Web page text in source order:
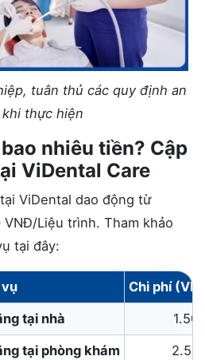
tuân thủ các quy định an
thực hiện
nhiêu tiền? Cập
ViDental Care
ViDental dao động từ
Liệu trình. Tham khảo
tại đây:
Chi phí
tại nhà
tại phòng khám